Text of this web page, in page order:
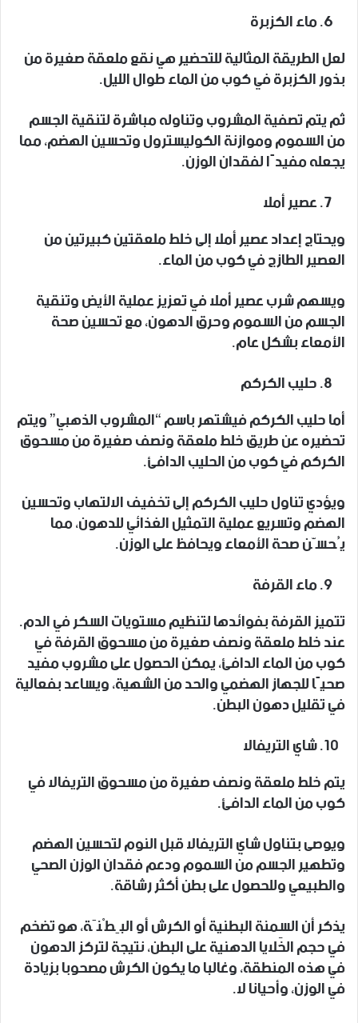
ماء الكزبرة
لعل الطريقة المثالية للتحضير هي نقع ملعقة صغيرة من
بذور الكزبرة في كوب من الماء طوال الليل.
ثم يتم تصفية المشروب وتناوله مباشرة لتنقية الجسم
من السموم وموازنة الكوليسترول وتحسين الهضم، مما
يجعله مفيدًا لفقدان الوزن.
عصير أملا
ويحتاج إعداد عصير أملا إلى خلط ملعقتين كبيرتين من
العصير الطازج في كوب من الماء.
ويسهم شرب عصير أملا في تعزيز عملية الأيض وتنقية
الجسم من السموم وحرق الدهون، مع تحسين صحة
الأمعاء بشكل عام.
حليب الكركم
أما حليب الكركم فيشتهر باسم “المشروب الذهبي” ويتم
تحضيره عن طريق خلط ملعقة ونصف صغيرة من مسحوق
الكركم في كوب من الحليب الدافئ.
ويؤدي تناول حليب الكركم إلى تخفيف الالتهاب وتحسين
الهضم وتسريع عملية التمثيل الغذائي للدهون، مما
يُحسّن صحة الأمعاء ويحافظ على الوزن.
ماء القرفة
تتميز القرفة بفوائدها لتنظيم مستويات السكر في الدم.
عند خلط ملعقة ونصف صغيرة من مسحوق القرفة في
كوب من الماء الدافئ، يمكن الحصول على مشروب مفيد
صحيًا للجهاز الهضمي والحد من الشهية، ويساعد بفعالية
في تقليل دهون البطن.
شاي التريفالا
يتم خلط ملعقة ونصف صغيرة من مسحوق التريفالا في
كوب من الماء الدافئ.
ويوصى بتناول شاي التريفالا قبل النوم لتحسين الهضم
وتطهير الجسم من السموم ودعم فقدان الوزن الصحي
والطبيعي وللحصول على بطن أكثر رشاقة.
يذكر أن السِمنة البطنية أو الكرش أو البِطْنَة، هو تضخم
في حجم الخلايا الدهنية على البطن، نتيجة لتركز الدهون
في هذه المنطقة، وغالبا ما يكون الكرش مصحوبا بزيادة
في الوزن، وأحيانا لا.